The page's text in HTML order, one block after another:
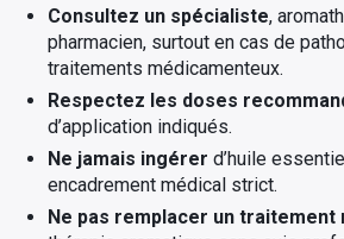
Consultez un spécialiste,
pharmacien, surtout en cas de
traitements médicamenteux.
Respectez les doses
d’application indiqués.
Ne jamais ingérer d’huile
encadrement médical strict.
Ne pas remplacer un traitement